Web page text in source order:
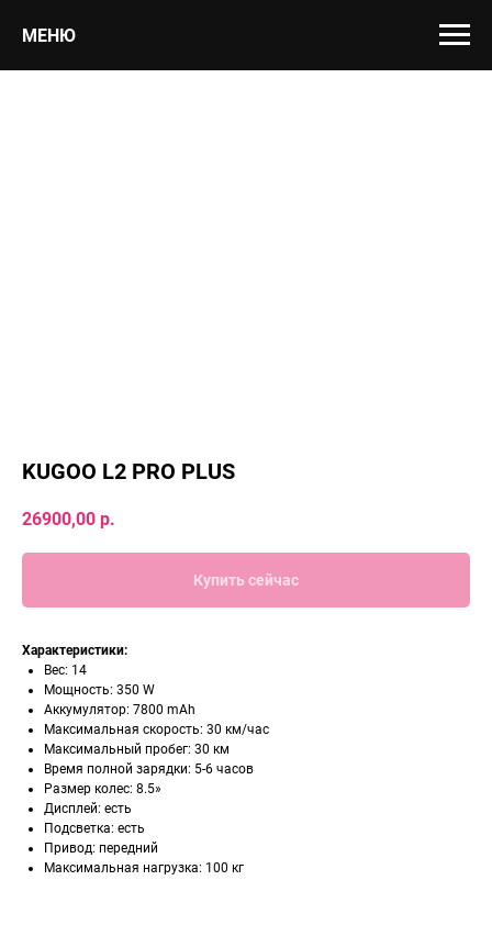
МЕНЮ
KUGOO L2 PRO PLUS
26900,00 р.
Купить сейчас
Характеристики:
Вес: 14
Мощность: 350 W
Аккумулятор: 7800 mAh
Максимальная скорость: 30 км/час
Максимальный пробег: 30 км
Время полной зарядки: 5-6 часов
Размер колес: 8.5»
Дисплей: есть
Подсветка: есть
Привод: передний
Максимальная нагрузка: 100 кг